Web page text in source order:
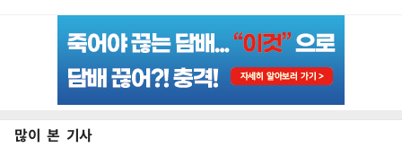
많이 본 기사